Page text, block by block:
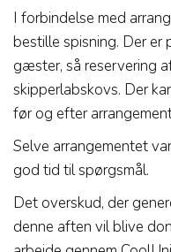
I forbindelse med
bestille spisning. Der er
gæster, så reservering
skipperlabskovs. Der
før og efter
Selve arrangementet
god tid til spørgsmål.
Det overskud, der
denne aften vil blive